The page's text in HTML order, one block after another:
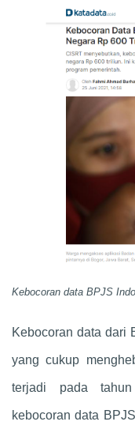
Kebocoran data BPJS
Kebocoran data dari
yang cukup
terjadi pada
kebocoran data